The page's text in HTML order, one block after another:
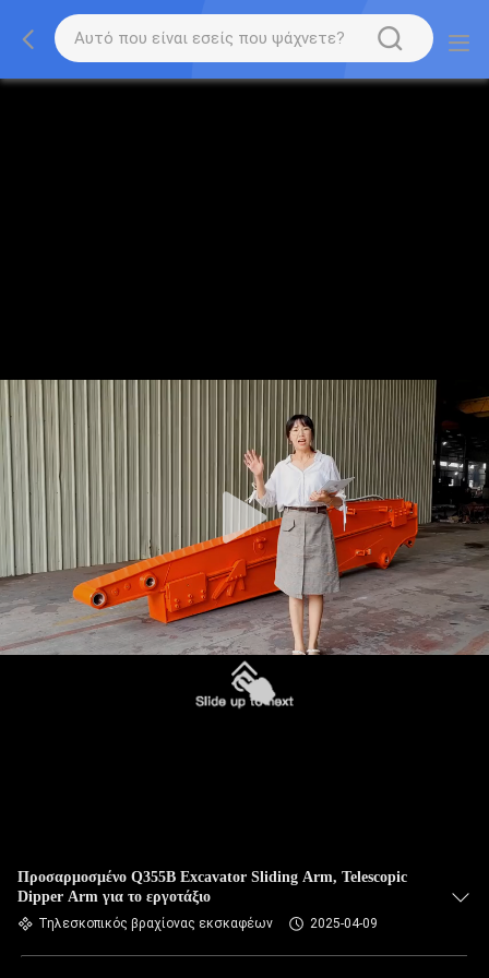
Προσαρμοσμένο Q355B Excavator Sliding Arm, Telescopic
Dipper Arm για το εργοτάξιο
Τηλεσκοπικός βραχίονας εκσκαφέων 2025-04-09